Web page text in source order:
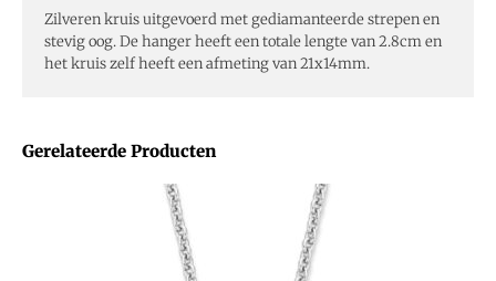
Gerelateerde Producten
Zilveren kruis uitgevoerd met gediamanteerde strepen en
stevig oog. De hanger heeft een totale lengte van 2.8cm en
het kruis zelf heeft een afmeting van 21x14mm.